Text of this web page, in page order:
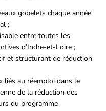
gobelets chaque année
;
entre toutes les
d’Indre-et-Loire ;
et structurant de réduction
liés au réemploi dans le
de la réduction des
du programme